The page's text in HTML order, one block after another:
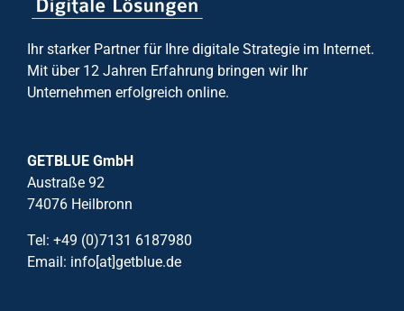
Ihr starker Partner für Ihre digitale Strategie im Internet.
Mit über 12 Jahren Erfahrung bringen wir Ihr
Unternehmen erfolgreich online.
GETBLUE GmbH
Austraße 92
74076 Heilbronn
Tel: +49 (0)7131 6187980
Email: info[at]getblue.de